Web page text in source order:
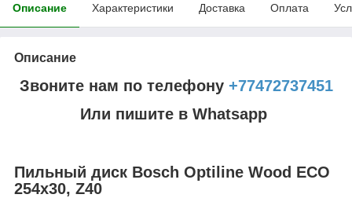
Описание Характеристики Доставка Оплата
Описание
Звоните нам по телефону +77472737451
Или пишите в Whatsapp
Пильный диск Bosch Optiline Wood ECO
254х30, Z40